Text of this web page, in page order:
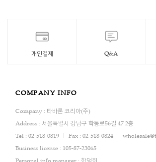
개인결제 Q&A
COMPANY INFO
Company : 타바론 코리아(주)
Address : 서울특별시 강남구 학동로56길 47 2층
Tel : 02-518-0819
Fax : 02-518-0824
Business license : 105-87-23065
Personal info manager : 한덕희